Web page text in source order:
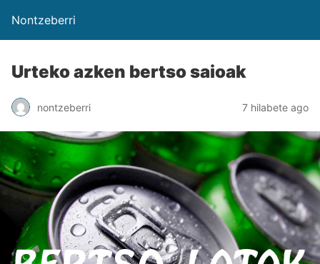
Nontzeberri
Urteko azken bertso saioak
nontzeberri 7 hilabete ago